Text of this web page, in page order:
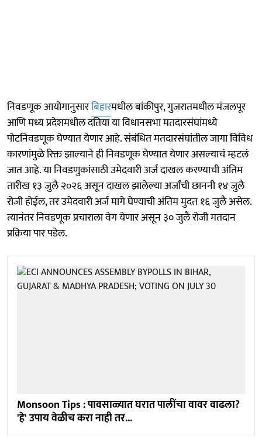
निवडणूक आयोगानुसारबिहारमधील बांकीपुर, गुजरातमधील मंजलपूर
आणि मध्य प्रदेशमधील दतिया या विधानसभा मतदारसंघांमध्ये
पोटनिवडणूक घेण्यात येणार आहे. संबंधित मतदारसंघांतील जागा विविध
कारणांमुळे रिक्त झाल्याने ही निवडणूक घेण्यात येणार असल्याचं म्हटलं
जात आहे. या निवडणुकांसाठी उमेदवारी अर्ज दाखल करण्याची अंतिम
तारीख १३ जुलै २०२६ असून दाखल झालेल्या अर्जांची छाननी १४ जुलै
रोजी होईल, तर उमेदवारी अर्ज मागे घेण्याची अंतिम मुदत १६ जुलै असेल.
त्यानंतर निवडणूक प्रचाराला वेग येणार असून ३० जुलै रोजी मतदान
प्रक्रिया पार पडेल.
Monsoon Tips : पावसाळ्यात घरात पालींचा वावर वाढला?
'हे' उपाय वेळीच करा नाही तर...